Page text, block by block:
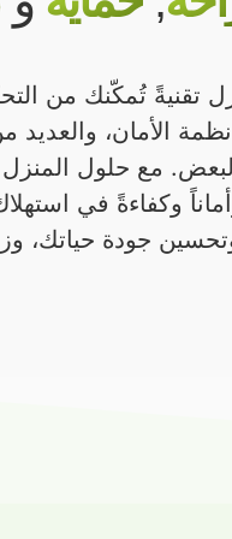
تقنيةً تُمكّنك من
الأمان،
وكفاءةً في
جودة حياتك،